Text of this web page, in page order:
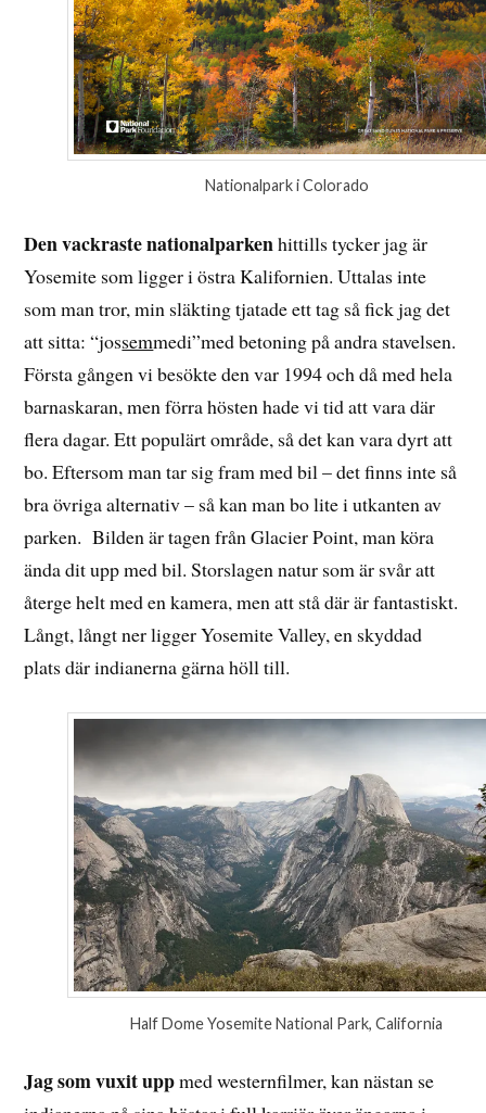
Nationalpark i Colorado
Den vackraste nationalparkenhittills tycker jag är
Yosemite som ligger i östra Kalifornien. Uttalas inte
som man tror, min släkting tjatade ett tag så fick jag det
att sitta: “jossemmedi”med betoning på andra stavelsen.
Första gången vi besökte den var 1994 och då med hela
barnaskaran, men förra hösten hade vi tid att vara där
flera dagar. Ett populärt område, så det kan vara dyrt att
bo. Eftersom man tar sig fram med bil – det finns inte så
bra övriga alternativ – så kan man bo lite i utkanten av
parken. Bilden är tagen från Glacier Point, man köra
ända dit upp med bil. Storslagen natur som är svår att
återge helt med en kamera, men att stå där är fantastiskt.
Långt, långt ner ligger Yosemite Valley, en skyddad
plats där indianerna gärna höll till.
Half Dome Yosemite National Park, California
Jag som vuxit uppmed westernfilmer, kan nästan se